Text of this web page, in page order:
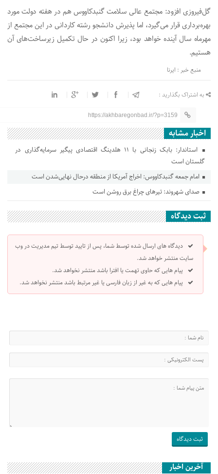
گل‌فیروزی افزود: مجتمع عالی سلامت گنبدکاووس هم در هفته دولت مورد
بهره‌برداری قرار می‌گیرد، اما پذیرش دانشجو رشته کاردانی در این مجتمع از
مهرماه سال آینده خواهد بود، زیرا اکنون در حال تکمیل زیرساخت‌های آن
هستیم.
منبع خبر : ایرنا
به اشتراک بگذارید :
https://akhbaregonbad.ir/?p=3159
اخبار مشابه
استاندار: بابک زنجانی با ۱۱ هلدینگ اقتصادی پیگیر سرمایه‌گذاری در
گلستان است
امام جمعه گنبدکاووس: اخراج آمریکا از منطقه درحال نهایی‌شدن است
صدای شهروند: تیرهای چراغ برق روشن است
ثبت دیدگاه
دیدگاه های ارسال شده توسط شما، پس از تایید توسط تیم مدیریت در وب
سایت منتشر خواهد شد.
پیام هایی که حاوی تهمت یا افترا باشد منتشر نخواهد شد.
پیام هایی که به غیر از زبان فارسی یا غیر مرتبط باشد منتشر نخواهد شد.
آخرین اخبار